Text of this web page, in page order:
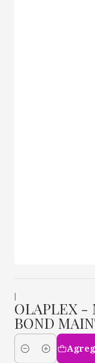
OLAPLEX -
BOND
Cantidad